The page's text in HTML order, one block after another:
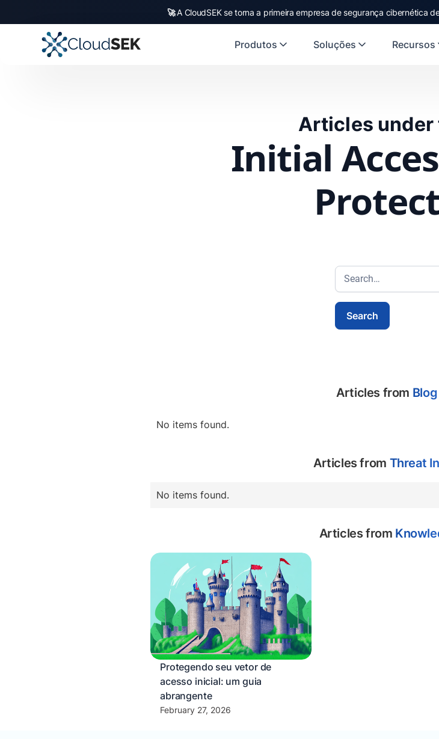
🚀A CloudSEK se torna a primeira empresa de segurança cibernética
Produtos Soluções Recursos
Articles under
Initial
Articles from
No items found.
Articles from Threat
No items found.
Articles from
Protegendo seu vetor de
acesso inicial: um guia
abrangente
February 27, 2026